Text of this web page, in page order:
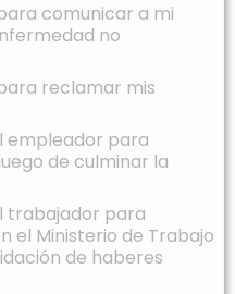
comunicar a mi
no
reclamar mis
empleador para
de culminar la
trabajador para
el Ministerio de Trabajo
de haberes